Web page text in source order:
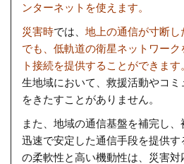
ンターネットを使えます。
災害時では、 地上の通信が寸断
でも、低軌道の衛星ネットワー
ト接続を提供することができます
生地域において、救援活動やコ
をきたすことがありません。
また、地域の通信基盤を補完し
迅速で安定した通信手段を提供
の柔軟性と高い機動性は、災害